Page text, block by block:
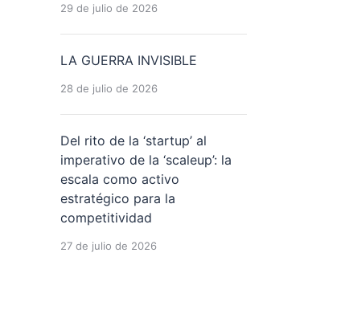
29 de julio de 2026
LA GUERRA INVISIBLE
28 de julio de 2026
Del rito de la ‘startup’ al
imperativo de la ‘scaleup’: la
escala como activo
estratégico para la
competitividad
27 de julio de 2026